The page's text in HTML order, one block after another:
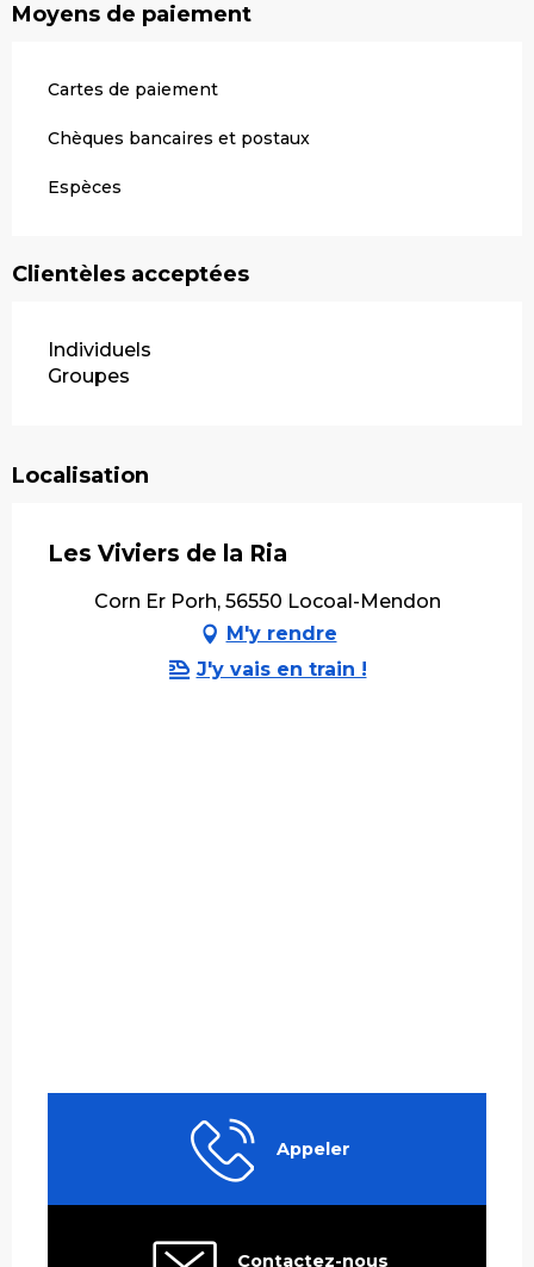
Moyens de paiement
Cartes de paiement
Chèques bancaires et postaux
Espèces
Clientèles acceptées
Individuels
Groupes
Localisation
Les Viviers de la Ria
Corn Er Porh, 56550 Locoal-Mendon
M'y rendre
J'y vais en train !
Appeler
Contactez-nous